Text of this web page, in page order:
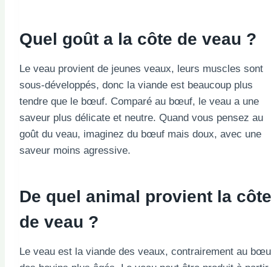
Quel goût a la côte de veau ?
Le veau provient de jeunes veaux, leurs muscles sont
sous-développés, donc la viande est beaucoup plus
tendre que le bœuf. Comparé au bœuf, le veau a une
saveur plus délicate et neutre. Quand vous pensez au
goût du veau, imaginez du bœuf mais doux, avec une
saveur moins agressive.
De quel animal provient la côte
de veau ?
Le veau est la viande des veaux, contrairement au